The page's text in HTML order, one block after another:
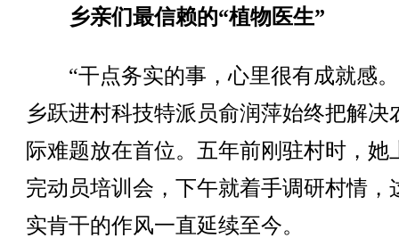
乡亲们最信赖的“植物医生”
“干点务实的事，心里很有成就感。
乡跃进村科技特派员俞润萍始终把解决
际难题放在首位。五年前刚驻村时，她
完动员培训会，下午就着手调研村情，
实肯干的作风一直延续至今。